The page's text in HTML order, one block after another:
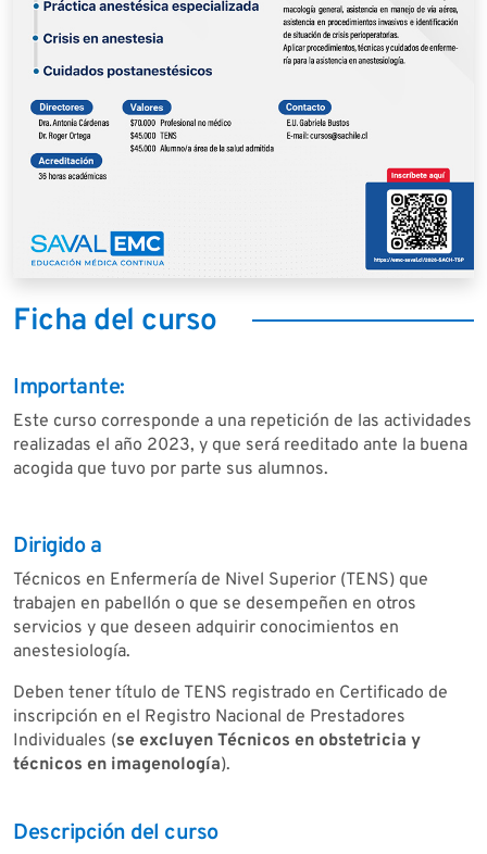
Ficha del curso
Importante:
Este curso corresponde a una repetición de las actividades
realizadas el año 2023, y que será reeditado ante la buena
acogida que tuvo por parte sus alumnos.
Dirigido a
Técnicos en Enfermería de Nivel Superior (TENS) que
trabajen en pabellón o que se desempeñen en otros
servicios y que deseen adquirir conocimientos en
anestesiología.
Deben tener título de TENS registrado en Certificado de
inscripción en el Registro Nacional de Prestadores
Individuales (se excluyen Técnicos en obstetricia y
técnicos en imagenología).
Descripción del curso